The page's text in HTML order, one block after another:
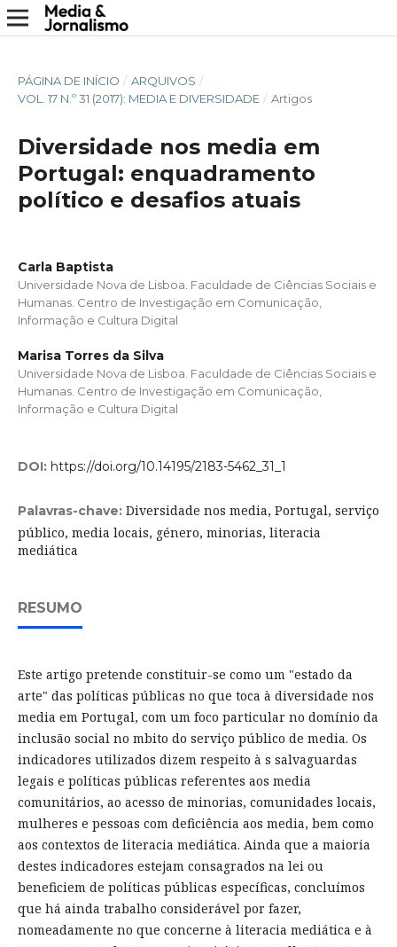
PÁGINA DE INÍCIO / ARQUIVOS /
VOL. 17 N.º 31 (2017): MEDIA E DIVERSIDADE / Artigos
Diversidade nos media em
Portugal: enquadramento
político e desafios atuais
Carla Baptista
Universidade Nova de Lisboa. Faculdade de Ciências Sociais e
Humanas. Centro de Investigação em Comunicação,
Informação e Cultura Digital
Marisa Torres da Silva
Universidade Nova de Lisboa. Faculdade de Ciências Sociais e
Humanas. Centro de Investigação em Comunicação,
Informação e Cultura Digital
DOI: https://doi.org/10.14195/2183-5462_31_1
Palavras-chave: Diversidade nos media, Portugal, serviço
público, media locais, género, minorias, literacia
mediática
RESUMO
Este artigo pretende constituir-se como um "estado da
arte" das políticas públicas no que toca à diversidade nos
media em Portugal, com um foco particular no domínio da
inclusão social no mbito do serviço público de media. Os
indicadores utilizados dizem respeito à s salvaguardas
legais e políticas públicas referentes aos media
comunitários, ao acesso de minorias, comunidades locais,
mulheres e pessoas com deficiência aos media, bem como
aos contextos de literacia mediática. Ainda que a maioria
destes indicadores estejam consagrados na lei ou
beneficiem de políticas públicas específicas, concluímos
que há ainda trabalho considerável por fazer,
nomeadamente no que concerne à literacia mediática e à